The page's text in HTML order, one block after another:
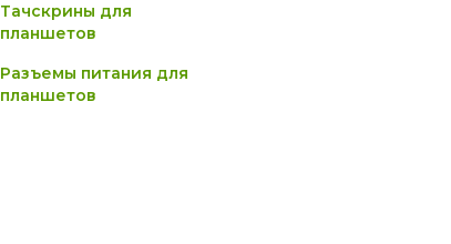
Тачскрины для
планшетов
Разъемы питания для
планшетов